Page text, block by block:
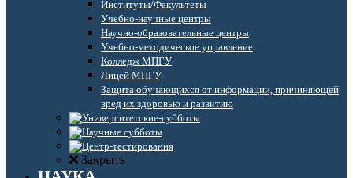
Институты/Факультеты
Учебно-научные центры
Научно-образовательные центры
Учебно-методическое управление
Колледж МПГУ
Лицей МПГУ
Защита обучающихся от информации, причиняющей
вред их здоровью и развитию
Закрыть